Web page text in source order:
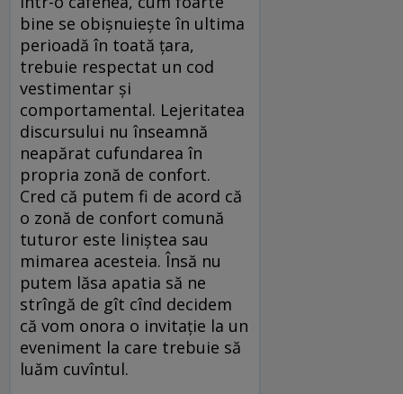
bine se obișnuiește în ultima
perioadă în toată țara,
trebuie respectat un cod
vestimentar și
comportamental. Lejeritatea
discursului nu înseamnă
neapărat cufundarea în
propria zonă de confort.
Cred că putem fi de acord că
o zonă de confort comună
tuturor este liniștea sau
mimarea acesteia. Însă nu
putem lăsa apatia să ne
strîngă de gît cînd decidem
că vom onora o invitație la un
eveniment la care trebuie să
luăm cuvîntul.